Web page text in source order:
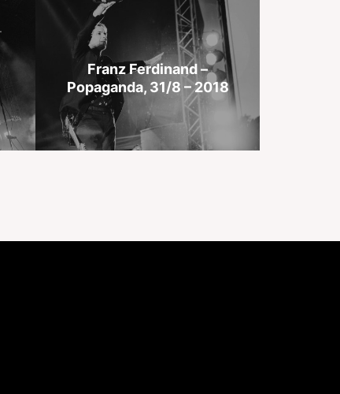
Franz Ferdinand –
Popaganda, 31/8 – 2018